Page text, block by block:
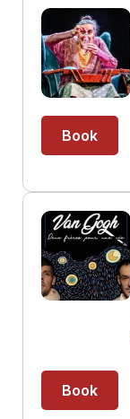
Book
Book